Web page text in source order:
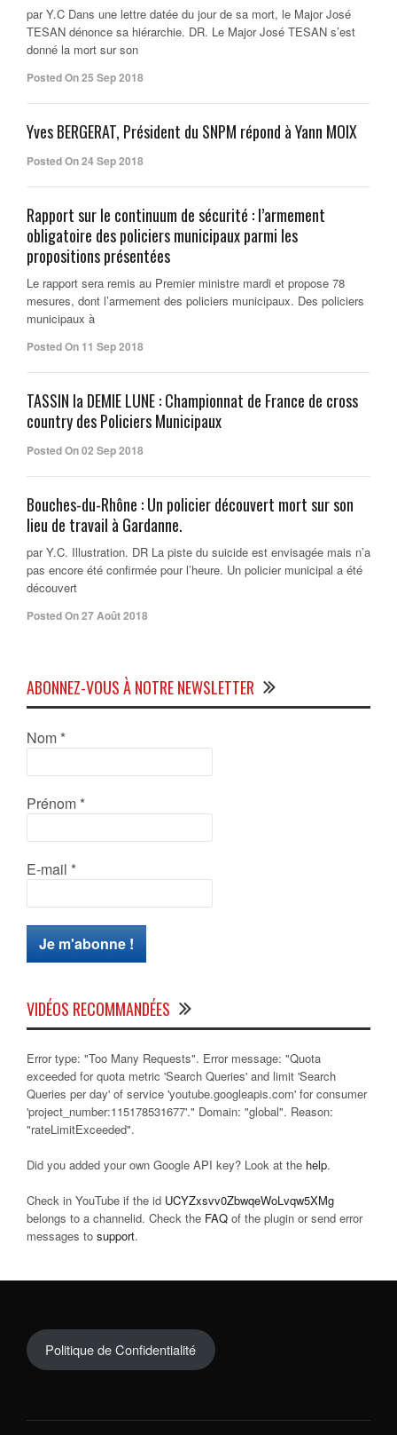
par Y.C Dans une lettre datée du jour de sa mort, le Major José
TESAN dénonce sa hiérarchie. DR. Le Major José TESAN s’est
donné la mort sur son
Posted On 25 Sep 2018
Yves BERGERAT, Président du SNPM répond à Yann MOIX
Posted On 24 Sep 2018
Rapport sur le continuum de sécurité : l’armement
obligatoire des policiers municipaux parmi les
propositions présentées
Le rapport sera remis au Premier ministre mardi et propose 78
mesures, dont l’armement des policiers municipaux. Des policiers
municipaux à
Posted On 11 Sep 2018
TASSIN la DEMIE LUNE : Championnat de France de cross
country des Policiers Municipaux
Posted On 02 Sep 2018
Bouches-du-Rhône : Un policier découvert mort sur son
lieu de travail à Gardanne.
par Y.C. Illustration. DR La piste du suicide est envisagée mais n’a
pas encore été confirmée pour l’heure. Un policier municipal a été
découvert
Posted On 27 Août 2018
ABONNEZ-VOUS À NOTRE NEWSLETTER
Nom *
Prénom *
E-mail *
VIDÉOS RECOMMANDÉES
Error type: "Too Many Requests". Error message: "Quota
exceeded for quota metric 'Search Queries' and limit 'Search
Queries per day' of service 'youtube.googleapis.com' for consumer
'project_number:115178531677'." Domain: "global". Reason:
"rateLimitExceeded".
Did you added your own Google API key? Look at the help.
Check in YouTube if the id UCYZxsvv0ZbwqeWoLvqw5XMg
belongs to a channelid. Check the FAQ of the plugin or send error
messages to support.
Politique de Confidentialité